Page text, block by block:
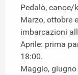
Pedalò, canoe/
Marzo, ottobre
imbarcazioni
Aprile: prima
18:00.
Maggio,